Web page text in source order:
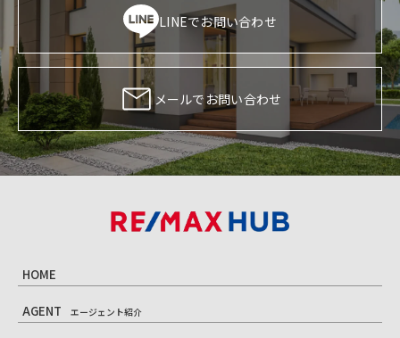
LINEでお問い合わせ
メールでお問い合わせ
HOME
AGENT エージェント紹介